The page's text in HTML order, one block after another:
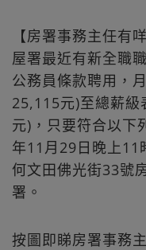
【房署事務主任有
屋署最近有新全職
公務員條款聘用，
25,115元)至總薪
元)，只要符合以下
年11月29日晚上11
何文田佛光街33號
署。
按圖即睇房署事務